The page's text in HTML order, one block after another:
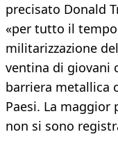
precisato Donald
«per tutto il
militarizzazione
ventina di giovani
barriera metallica
Paesi. La
non si sono